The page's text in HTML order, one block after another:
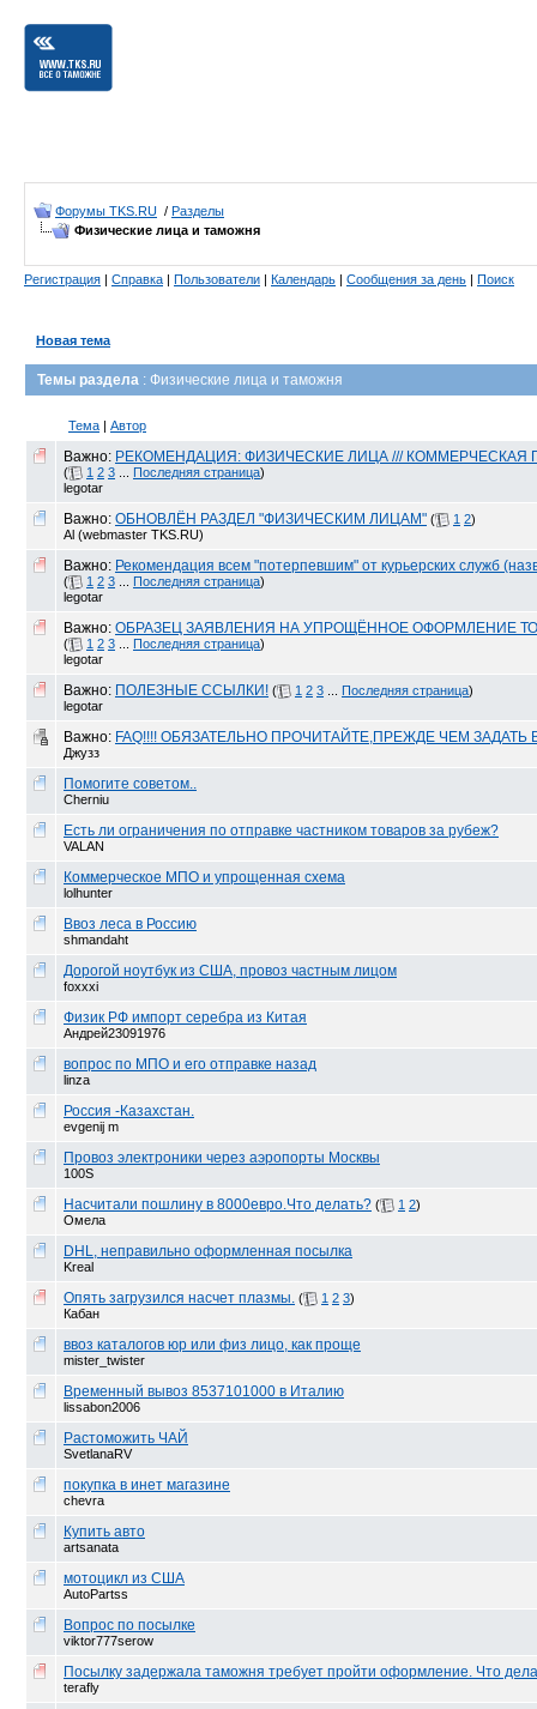
Форумы TKS.RU / Разделы
Физические лица и таможня
Регистрация | Справка | Пользователи | Календарь | Сообщения за день | Поиск
Новая тема
Темы раздела : Физические лица и таможня
Тема | Автор
Важно: РЕКОМЕНДАЦИЯ: ФИЗИЧЕСКИЕ ЛИЦА /// КОММЕРЧЕСКАЯ
( 1 2 3 Последняя страница)
legotar
Важно: ОБНОВЛЁН РАЗДЕЛ "ФИЗИЧЕСКИМ ЛИЦАМ" ( 1 2)
Al (webmaster TKS.RU)
Важно: Рекомендация всем "потерпевшим" от курьерских служб
( 1 2 3 Последняя страница)
legotar
Важно: ОБРАЗЕЦ ЗАЯВЛЕНИЯ НА УПРОЩЁННОЕ ОФОРМЛЕНИЕ
( 1 2 3 Последняя страница)
legotar
Важно: ПОЛЕЗНЫЕ ССЫЛКИ! ( 1 2 3 Последняя страница)
legotar
Важно: FAQ!!!! ОБЯЗАТЕЛЬНО ПРОЧИТАЙТЕ,ПРЕЖДЕ ЧЕМ ЗАДАТЬ
Джузз
Помогите советом..
Cherniu
Есть ли ограничения по отправке частником товаров за рубеж?
VALAN
Коммерческое МПО и упрощенная схема
lolhunter
Ввоз леса в Россию
shmandaht
Дорогой ноутбук из США, провоз частным лицом
foxxxi
Физик РФ импорт серебра из Китая
Андрей23091976
вопрос по МПО и его отправке назад
linza
Россия -Казахстан.
evgenij m
Провоз электроники через аэропорты Москвы
100S
Насчитали пошлину в 8000евро.Что делать? ( 1 2)
Омела
DHL, неправильно оформленная посылка
Kreal
Опять загрузился насчет плазмы. ( 1 2 3)
Кабан
ввоз каталогов юр или физ лицо, как проще
mister_twister
Временный вывоз 8537101000 в Италию
lissabon2006
Растоможить ЧАЙ
SvetlanaRV
покупка в инет магазине
chevra
Купить авто
artsanata
мотоцикл из США
AutoPartss
Вопрос по посылке
viktor777serow
Посылку задержала таможня требует пройти оформление. Что
terafly